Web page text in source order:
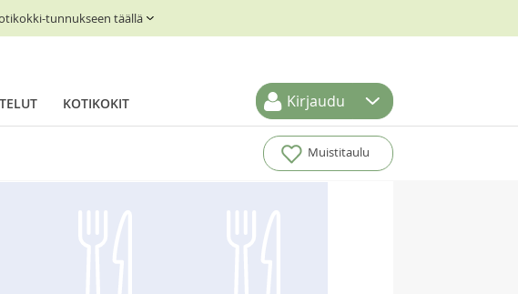
tunnukseen täällä
KOTIKOKIT Kirjaudu
Muistitaulu